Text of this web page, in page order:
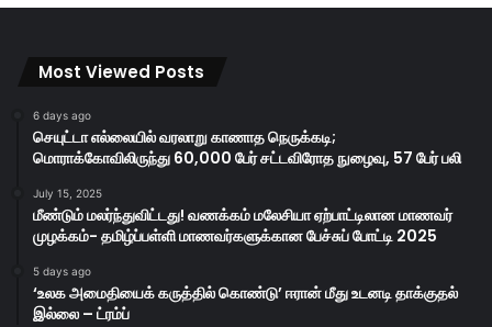
Most Viewed Posts
6 days ago
செயுட்டா எல்லையில் வரலாறு காணாத நெருக்கடி;
மொராக்கோவிலிருந்து 60,000 பேர் சட்டவிரோத நுழைவு, 57 பேர் பலி
July 15, 2025
மீண்டும் மலர்ந்துவிட்டது! வணக்கம் மலேசியா ஏற்பாட்டிலான மாணவர்
முழக்கம்- தமிழ்ப்பள்ளி மாணவர்களுக்கான பேச்சுப் போட்டி 2025
5 days ago
‘உலக அமைதியைக் கருத்தில் கொண்டு’ ஈரான் மீது உடனடி தாக்குதல்
இல்லை – ட்ரம்ப்